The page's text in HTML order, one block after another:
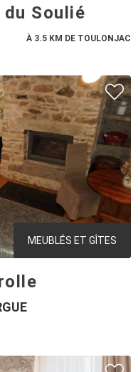
Soulié
À 3.5 KM DE TOULONJAC
MEUBLÉS ET GÎTES